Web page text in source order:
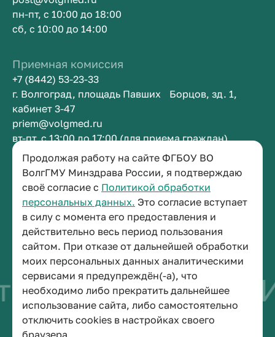
Продолжая работу на сайте ФГБОУ ВО
ВолгГМУ Минздрава России, я подтверждаю
своё согласие с Политикой обработки
персональных данных. Это согласие вступает
в силу с момента его предоставления и
действительно весь период пользования
сайтом. При отказе от дальнейшей обработки
моих персональных данных аналитическими
сервисами я предупреждён(-а), что
необходимо либо прекратить дальнейшее
использование сайта, либо самостоятельно
отключить cookies в настройках своего
браузера.
пн-пт, с 10:00 до 18:00
сб, с 10:00 до 14:00
Приемная комиссия
+7 (8442) 53-23-33
г. Волгоград, площадь Павших Борцов, зд. 1,
кабинет 3-47
priem@volgmed.ru
вт-пт, с 13:00 до 17:00 (для приема граждан)
Приемная ректора
+7 (8442) 38-50-05
г. Волгоград, площадь Павших Борцов, зд. 1,
кабинет 3-11
post@volgmed.ru
пн-пт, с 08.30 до 17.00 (перерыв с 12.30 до 13.00)
быть врачом
© 2026 Волгоградский государственный медицинский университет